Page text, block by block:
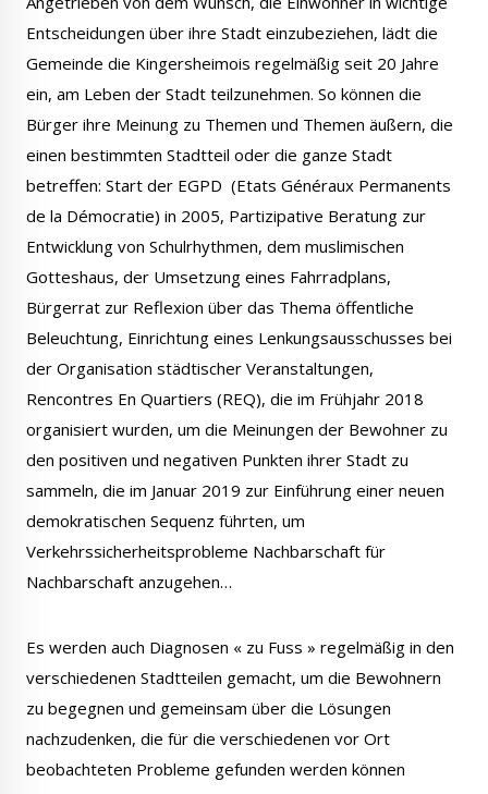
Entscheidungen über ihre Stadt einzubeziehen, lädt die
Gemeinde die Kingersheimois regelmäßig seit 20 Jahre
ein, am Leben der Stadt teilzunehmen. So können die
Bürger ihre Meinung zu Themen und Themen äußern, die
einen bestimmten Stadtteil oder die ganze Stadt
betreffen: Start der EGPD (Etats Généraux Permanents
de la Démocratie) in 2005, Partizipative Beratung zur
Entwicklung von Schulrhythmen, dem muslimischen
Gotteshaus, der Umsetzung eines Fahrradplans,
Bürgerrat zur Reflexion über das Thema öffentliche
Beleuchtung, Einrichtung eines Lenkungsausschusses bei
der Organisation städtischer Veranstaltungen,
Rencontres En Quartiers (REQ), die im Frühjahr 2018
organisiert wurden, um die Meinungen der Bewohner zu
den positiven und negativen Punkten ihrer Stadt zu
sammeln, die im Januar 2019 zur Einführung einer neuen
demokratischen Sequenz führten, um
Verkehrssicherheitsprobleme Nachbarschaft für
Nachbarschaft anzugehen…
Es werden auch Diagnosen « zu Fuss » regelmäßig in den
verschiedenen Stadtteilen gemacht, um die Bewohnern
zu begegnen und gemeinsam über die Lösungen
nachzudenken, die für die verschiedenen vor Ort
beobachteten Probleme gefunden werden können